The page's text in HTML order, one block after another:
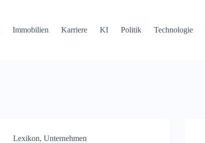
Immobilien Karriere KI Politik Technologie
Lexikon,Unternehmen